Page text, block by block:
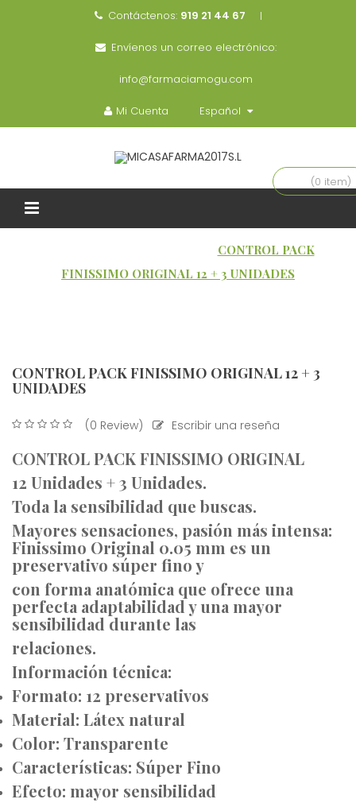
Contáctenos: 919 21 44 67
Envíenos un correo electrónico:
info@farmaciamogu.com
Mi Cuenta Español
(0 item)
CONTROL PACK
FINISSIMO ORIGINAL 12 + 3 UNIDADES
CONTROL PACK FINISSIMO ORIGINAL 12 + 3
UNIDADES
(0 Review) Escribir una reseña
CONTROL PACK FINISSIMO ORIGINAL
12 Unidades + 3 Unidades.
Toda la sensibilidad que buscas.
Mayores sensaciones, pasión más intensa:
Finissimo Original 0.05 mm es un
preservativo súper fino y
con forma anatómica que ofrece una
perfecta adaptabilidad y una mayor
sensibilidad durante las
relaciones.
Información técnica:
Formato: 12 preservativos
Material: Látex natural
Color: Transparente
Características: Súper Fino
Efecto: mayor sensibilidad